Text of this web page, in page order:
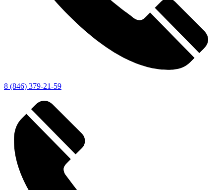
8 (846) 379-21-59